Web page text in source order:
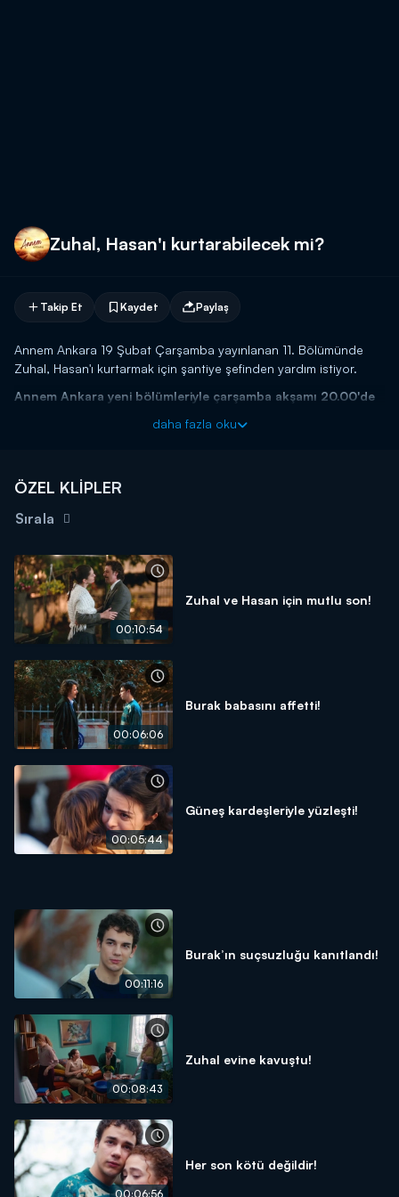
Zuhal, Hasan'ı kurtarabilecek mi?
Takip Et Kaydet Paylaş
Annem Ankara 19 Şubat Çarşamba yayınlanan 11. Bölümünde
Zuhal, Hasan'ı kurtarmak için şantiye şefinden yardım istiyor.
Annem Ankara yeni bölümleriyle çarşamba akşamı 20.00'de
daha fazla oku
ÖZEL KLİPLER
Sırala
00:10:54
Zuhal ve Hasan için mutlu son!
00:06:06
Burak babasını affetti!
00:05:44
Güneş kardeşleriyle yüzleşti!
00:11:16
Burak’ın suçsuzluğu kanıtlandı!
00:08:43
Zuhal evine kavuştu!
00:06:56
Her son kötü değildir!